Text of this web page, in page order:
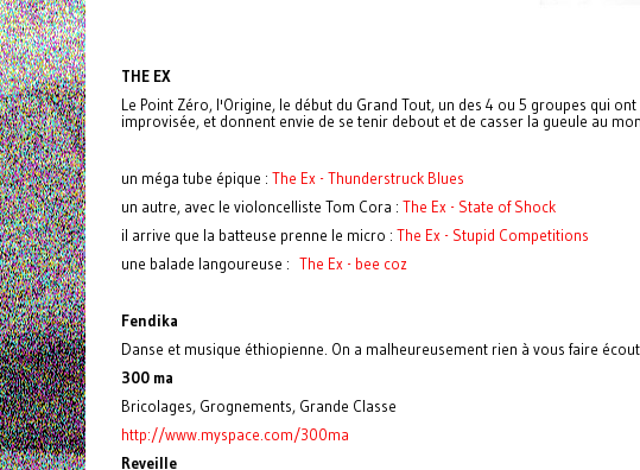
THE EX
Le Point Zéro, l'Origine, le début du Grand Tout, un des 4 ou 5 groupes qui
improvisée, et donnent envie de se tenir debout et de casser la gueule au
un méga tube épique : The Ex - Thunderstruck Blues
un autre, avec le violoncelliste Tom Cora : The Ex - State of Shock
il arrive que la batteuse prenne le micro : The Ex - Stupid Competitions
une balade langoureuse : The Ex - bee coz
Fendika
Danse et musique éthiopienne. On a malheureusement rien à vous faire
300 ma
Bricolages, Grognements, Grande Classe
http://www.myspace.com/300ma
Reveille